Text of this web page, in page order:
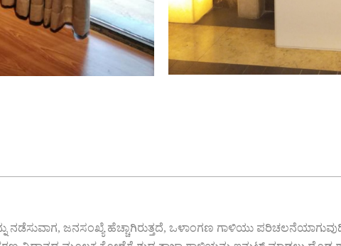
ನಡೆಸುವಾಗ, ಜನಸಂಖ್ಯೆ ಹೆಚ್ಚಾಗಿರುತ್ತದೆ, ಒಳಾಂಗಣ ಗಾಳಿಯು